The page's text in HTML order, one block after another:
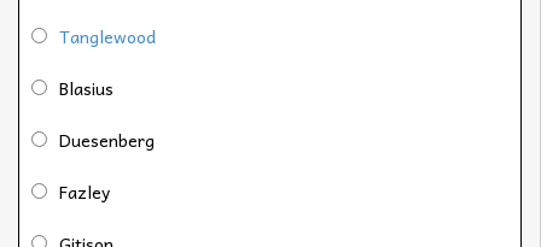
Tanglewood
Blasius
Duesenberg
Fazley